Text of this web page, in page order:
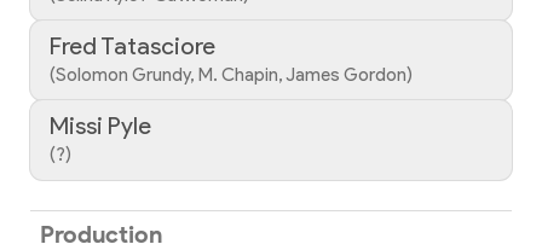
Fred Tatasciore
(Solomon Grundy, M. Chapin, James Gordon)
Missi Pyle
(?)
Production